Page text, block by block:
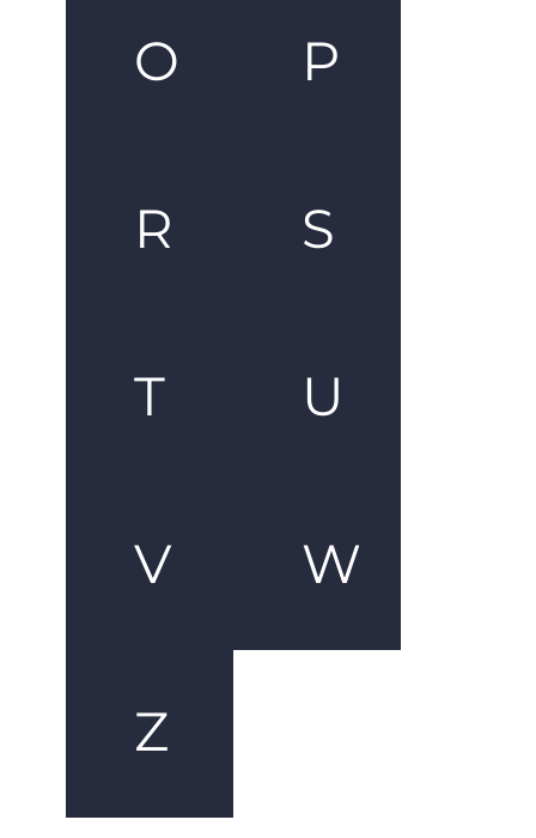
O P
R S
T U
V W
Z